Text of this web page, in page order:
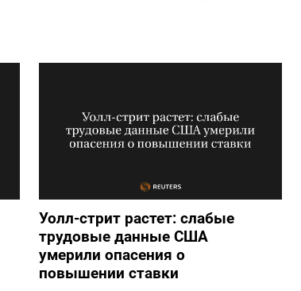
Уолл-стрит растет: слабые
трудовые данные США
умерили опасения о
повышении ставки